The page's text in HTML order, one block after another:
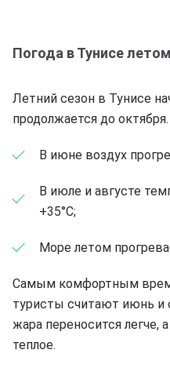
Погода в Тунисе
Летний сезон в Тунисе
продолжается до октября.
В июне воздух
В июле и августе
+35°C;
Море летом
Самым комфортным
туристы считают июнь и
жара переносится легче,
теплое.